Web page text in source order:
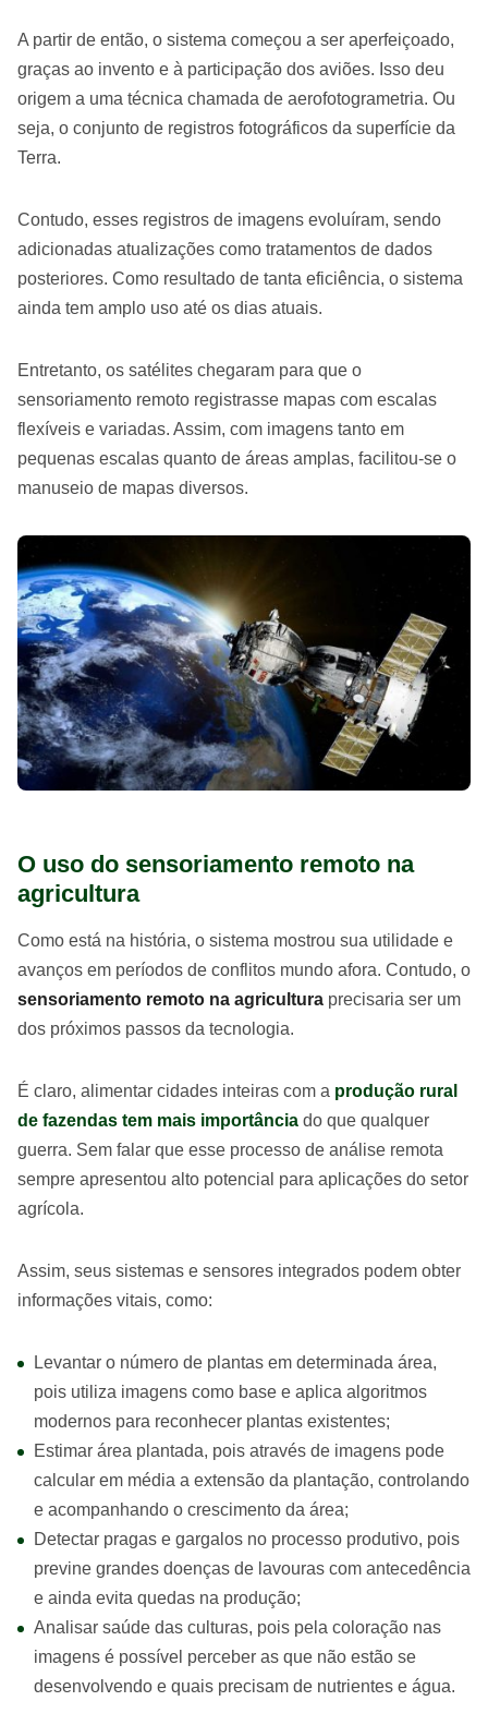
A partir de então, o sistema começou a ser aperfeiçoado,
graças ao invento e à participação dos aviões. Isso deu
origem a uma técnica chamada de aerofotogrametria. Ou
seja, o conjunto de registros fotográficos da superfície da
Terra.
Contudo, esses registros de imagens evoluíram, sendo
adicionadas atualizações como tratamentos de dados
posteriores. Como resultado de tanta eficiência, o sistema
ainda tem amplo uso até os dias atuais.
Entretanto, os satélites chegaram para que o
sensoriamento remoto registrasse mapas com escalas
flexíveis e variadas. Assim, com imagens tanto em
pequenas escalas quanto de áreas amplas, facilitou-se o
manuseio de mapas diversos.
O uso do sensoriamento remoto na
agricultura
Como está na história, o sistema mostrou sua utilidade e
avanços em períodos de conflitos mundo afora. Contudo, o
sensoriamento remoto na agricultura precisaria ser um
dos próximos passos da tecnologia.
É claro, alimentar cidades inteiras com a produção rural
de fazendas tem mais importância do que qualquer
guerra. Sem falar que esse processo de análise remota
sempre apresentou alto potencial para aplicações do setor
agrícola.
Assim, seus sistemas e sensores integrados podem obter
informações vitais, como:
Levantar o número de plantas em determinada área,
pois utiliza imagens como base e aplica algoritmos
modernos para reconhecer plantas existentes;
Estimar área plantada, pois através de imagens pode
calcular em média a extensão da plantação, controlando
e acompanhando o crescimento da área;
Detectar pragas e gargalos no processo produtivo, pois
previne grandes doenças de lavouras com antecedência
e ainda evita quedas na produção;
Analisar saúde das culturas, pois pela coloração nas
imagens é possível perceber as que não estão se
desenvolvendo e quais precisam de nutrientes e água.